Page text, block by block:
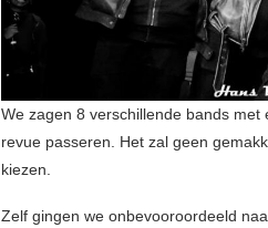
We zagen 8 verschillende bands
revue passeren. Het zal geen
kiezen.
Zelf gingen we onbevooroordeeld